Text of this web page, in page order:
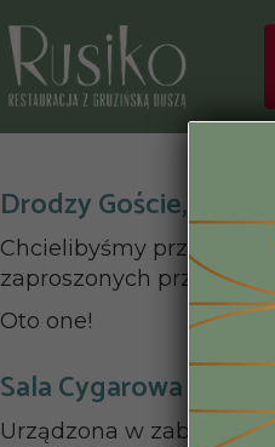
Drodzy Goście,
Chcielibyśmy
zaproszonych przez
Oto one!
Sala Cygarowa
Urządzona w